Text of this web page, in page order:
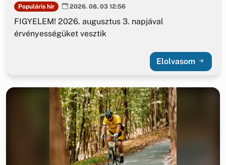
Populáris hír 2026. 08. 03 12:56
FIGYELEM! 2026. augusztus 3. napjával
érvényességüket vesztik
Elolvasom